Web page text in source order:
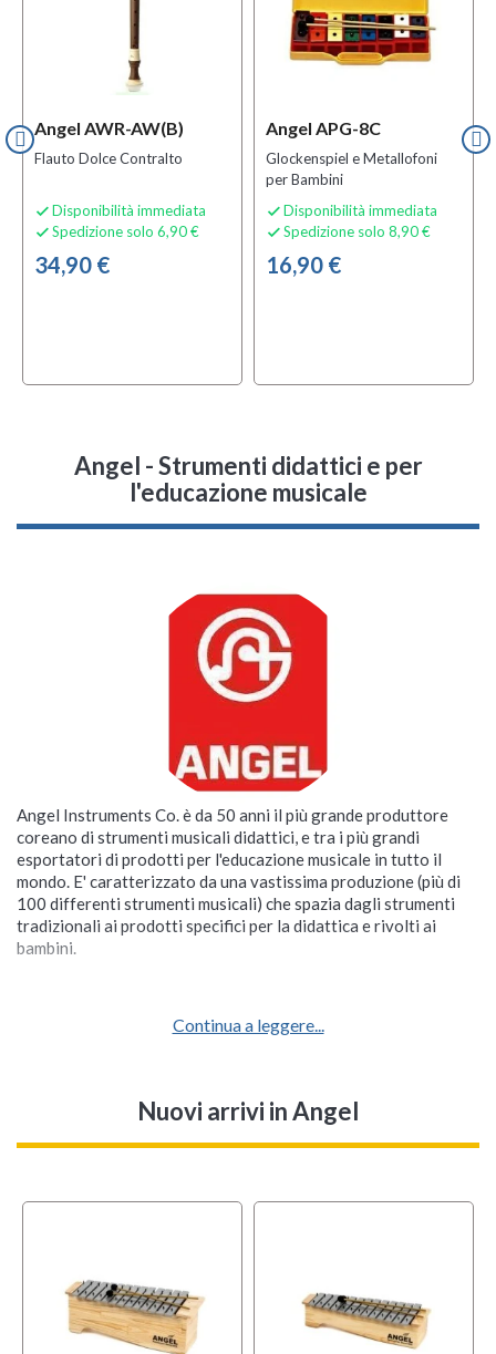
Angel AWR-AW(B)
Flauto Dolce Contralto
 Disponibilità immediata
 Spedizione solo 6,90 €
34,90 €
Angel APG-8C
Glockenspiel e Metallofoni
per Bambini
 Disponibilità immediata
 Spedizione solo 8,90 €
16,90 €
Angel - Strumenti didattici e per
l'educazione musicale
Angel Instruments Co. è da 50 anni il più grande produttore
coreano di strumenti musicali didattici, e tra i più grandi
esportatori di prodotti per l'educazione musicale in tutto il
mondo. E' caratterizzato da una vastissima produzione (più di
100 differenti strumenti musicali) che spazia dagli strumenti
tradizionali ai prodotti specifici per la didattica e rivolti ai
bambini.
Continua a leggere...
Nuovi arrivi in Angel